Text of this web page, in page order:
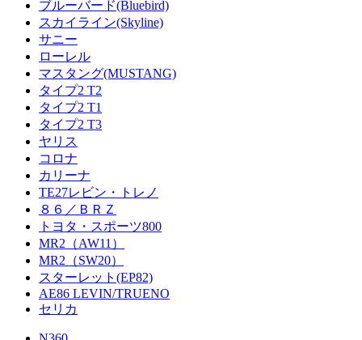
ブルーバード(Bluebird)
スカイライン(Skyline)
サニー
ローレル
マスタング(MUSTANG)
タイプ2 T2
タイプ2 T1
タイプ2 T3
ヤリス
コロナ
カリーナ
TE27レビン・トレノ
８６／ＢＲＺ
トヨタ・スポーツ800
MR2（AW11）
MR2（SW20）
スターレット(EP82)
AE86 LEVIN/TRUENO
セリカ